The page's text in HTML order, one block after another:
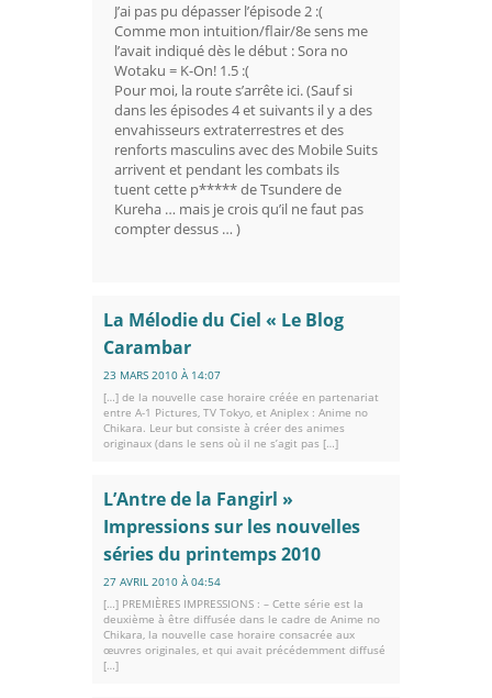
J’ai pas pu dépasser l’épisode 2 :(
Comme mon intuition/flair/8e sens me
l’avait indiqué dès le début : Sora no
Wotaku = K-On! 1.5 :(
Pour moi, la route s’arrête ici. (Sauf si
dans les épisodes 4 et suivants il y a des
envahisseurs extraterrestres et des
renforts masculins avec des Mobile Suits
arrivent et pendant les combats ils
tuent cette p***** de Tsundere de
Kureha … mais je crois qu’il ne faut pas
compter dessus … )
La Mélodie du Ciel « Le Blog
Carambar
23 MARS 2010 À 14:07
[…] de la nouvelle case horaire créée en partenariat
entre A-1 Pictures, TV Tokyo, et Aniplex : Anime no
Chikara. Leur but consiste à créer des animes
originaux (dans le sens où il ne s’agit pas […]
L’Antre de la Fangirl »
Impressions sur les nouvelles
séries du printemps 2010
27 AVRIL 2010 À 04:54
[…] PREMIÈRES IMPRESSIONS : – Cette série est la
deuxième à être diffusée dans le cadre de Anime no
Chikara, la nouvelle case horaire consacrée aux
œuvres originales, et qui avait précédemment diffusé
[…]